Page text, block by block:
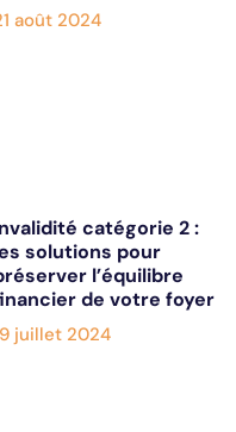
août 2024
catégorie 2 :
solutions pour
l’équilibre
de votre foyer
juillet 2024